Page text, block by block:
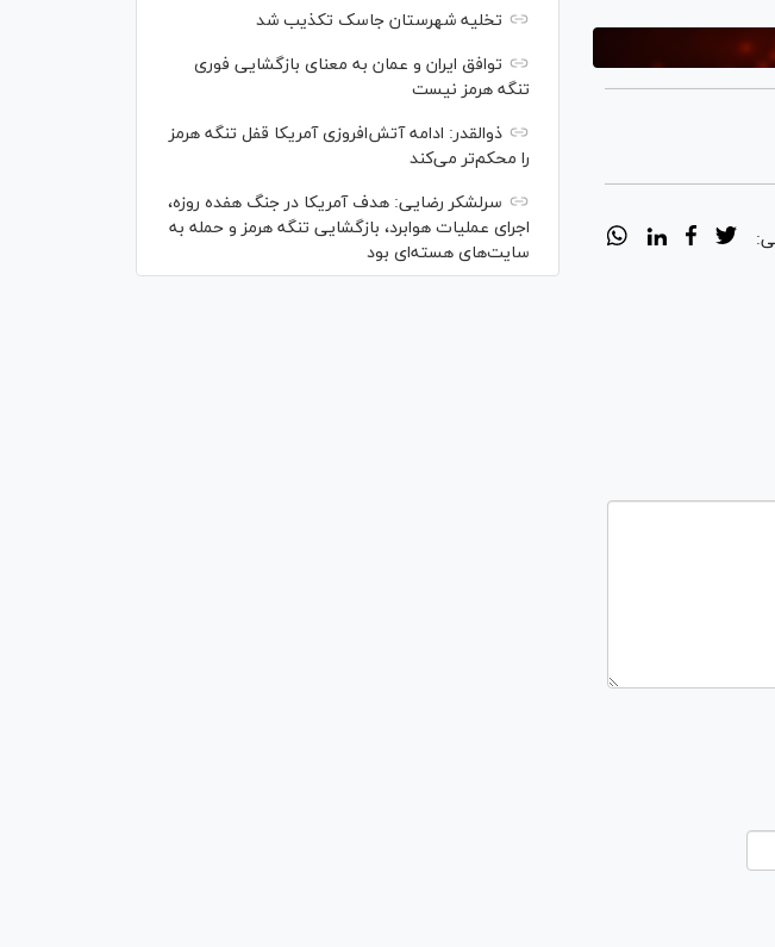
تخلیه شهرستان جاسک تکذیب شد
توافق ایران و عمان به معنای بازگشایی فوری
تنگه هرمز نیست
ذوالقدر: ادامه آتش‌افروزی آمریکا قفل تنگه هرمز
را محکم‌تر می‌کند
سرلشکر رضایی: هدف آمریکا در جنگ هفده روزه،
اجرای عملیات هوابرد، بازگشایی تنگه هرمز و حمله به
سایت‌های هسته‌ای بود